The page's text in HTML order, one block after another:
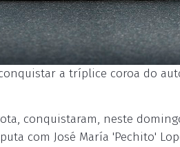
a tríplice coroa do
conquistaram, neste
com José María 'Pechito'